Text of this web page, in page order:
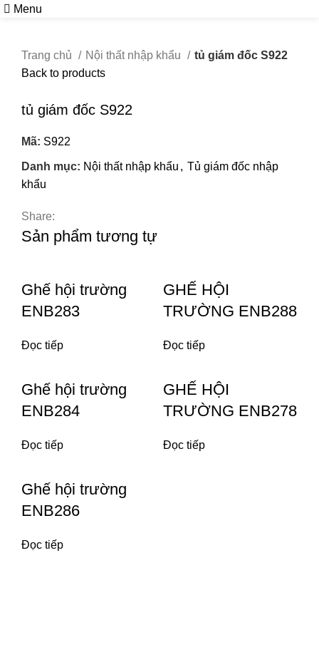
Menu
Trang chủ Nội thất nhập khẩu
tủ giám đốc S922
Back to products
tủ giám đốc S922
Mã: S922
Danh mục: Nội thất nhập khẩu , Tủ giám đốc nhập
khẩu
Share:
Sản phẩm tương tự
Ghế hội trường
ENB283
Đọc tiếp
GHẾ HỘI
TRƯỜNG ENB288
Đọc tiếp
Ghế hội trường
ENB284
Đọc tiếp
GHẾ HỘI
TRƯỜNG ENB278
Đọc tiếp
Ghế hội trường
ENB286
Đọc tiếp